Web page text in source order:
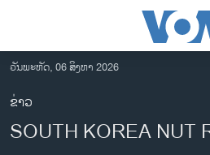
ເຂົ້າ
ຫາ
ຂ້າມ
ຂ້າມ
ອາເມຣິກາ
ວັນພະຫັດ, 06 ສິງຫາ 2026
ຂ່າວ
SOUTH KOREA NUT